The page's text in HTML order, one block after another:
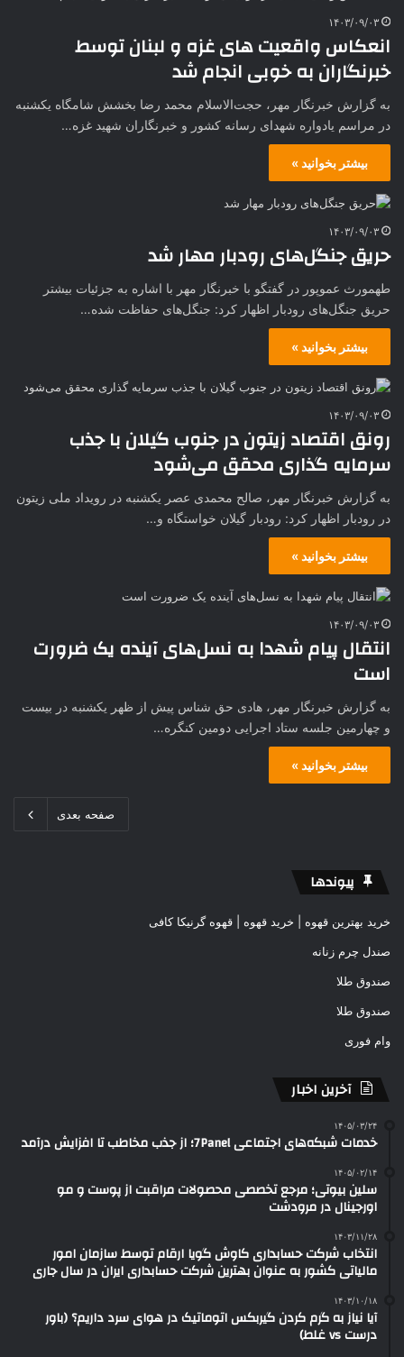
۱۴۰۳/۰۹/۰۳
انعکاس واقعیت های غزه و لبنان توسط
خبرنگاران به خوبی انجام شد
به گزارش خبرنگار مهر، حجت‌الاسلام محمد رضا بخشش شامگاه یکشنبه
در مراسم یادواره شهدای رسانه کشور و خبرنگاران شهید غزه…
بیشتر بخوانید »
۱۴۰۳/۰۹/۰۳
حریق جنگل‌های رودبار مهار شد
طهمورث عموپور در گفتگو با خبرنگار مهر با اشاره به جزئیات بیشتر
حریق جنگل‌های رودبار اظهار کرد: جنگل‌های حفاظت شده…
بیشتر بخوانید »
۱۴۰۳/۰۹/۰۳
رونق اقتصاد زیتون در جنوب گیلان با جذب
سرمایه گذاری محقق می‌شود
به گزارش خبرنگار مهر، صالح محمدی عصر یکشنبه در رویداد ملی زیتون
در رودبار اظهار کرد: رودبار گیلان خواستگاه و…
بیشتر بخوانید »
۱۴۰۳/۰۹/۰۳
انتقال پیام شهدا به نسل‌های آینده یک ضرورت
است
به گزارش خبرنگار مهر، هادی حق شناس پیش از ظهر یکشنبه در بیست
و چهارمین جلسه ستاد اجرایی دومین کنگره…
بیشتر بخوانید »
صفحه بعدی
پیوندها
خرید بهترین قهوه | خرید قهوه | قهوه گرنیکا کافی
صندل چرم زنانه
صندوق طلا
صندوق طلا
وام فوری
آخرین اخبار
۱۴۰۵/۰۳/۲۴
خدمات شبکه‌های اجتماعی 7Panel؛ از جذب مخاطب تا افزایش درآمد
۱۴۰۵/۰۲/۱۴
سلین بیوتی؛ مرجع تخصصی محصولات مراقبت از پوست و مو
اورجینال در مرودشت
۱۴۰۳/۱۱/۲۸
انتخاب شرکت حسابداری کاوش گویا ارقام توسط سازمان امور
مالیاتی کشور به عنوان بهترین شرکت حسابداری ایران در سال جاری
۱۴۰۳/۱۰/۱۸
آیا نیاز به گرم کردن گیربکس اتوماتیک در هوای سرد داریم؟ (باور
درست vs غلط)